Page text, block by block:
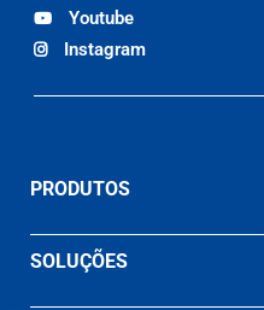
Youtube
Instagram
PRODUTOS
SOLUÇÕES